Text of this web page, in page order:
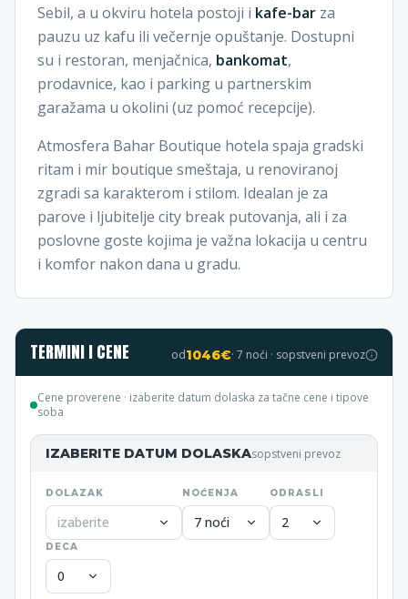
Sebil, a u okviru hotela postoji i kafe-bar za
pauzu uz kafu ili večernje opuštanje. Dostupni
su i restoran, menjačnica, bankomat,
prodavnice, kao i parking u partnerskim
garažama u okolini (uz pomoć recepcije).
Atmosfera Bahar Boutique hotela spaja gradski
ritam i mir boutique smeštaja, u renoviranoj
zgradi sa karakterom i stilom. Idealan je za
parove i ljubitelje city break putovanja, ali i za
poslovne goste kojima je važna lokacija u centru
i komfor nakon dana u gradu.
TERMINI I CENE od1046€· 7 noći · sopstveni prevoz
Cene proverene · izaberite datum dolaska za tačne cene i tipove
soba
IZABERITE DATUM DOLASKAsopstveni prevoz
DOLAZAK
izaberite
NOĆENJA
7 noći
ODRASLI
2
DECA
0